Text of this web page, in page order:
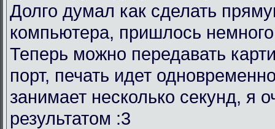
Долго думал как сделать
компьютера, пришлось немного
Теперь можно передавать
порт, печать идет
занимает несколько секунд, я
результатом :3